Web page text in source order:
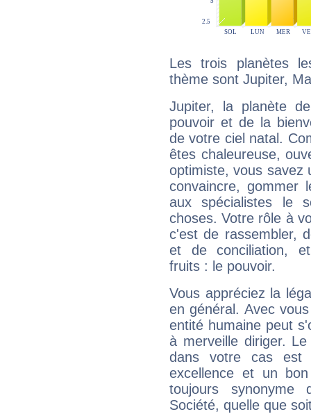
Les trois planètes
thème sont Jupiter,
Jupiter, la planète
pouvoir et de la
de votre ciel natal.
êtes chaleureuse,
optimiste, vous savez
convaincre, gommer
aux spécialistes le
choses. Votre rôle à
c'est de rassembler,
et de conciliation,
fruits : le pouvoir.
Vous appréciez la
en général. Avec
entité humaine peut
à merveille diriger.
dans votre cas est
excellence et un
toujours synonyme
Société, quelle que